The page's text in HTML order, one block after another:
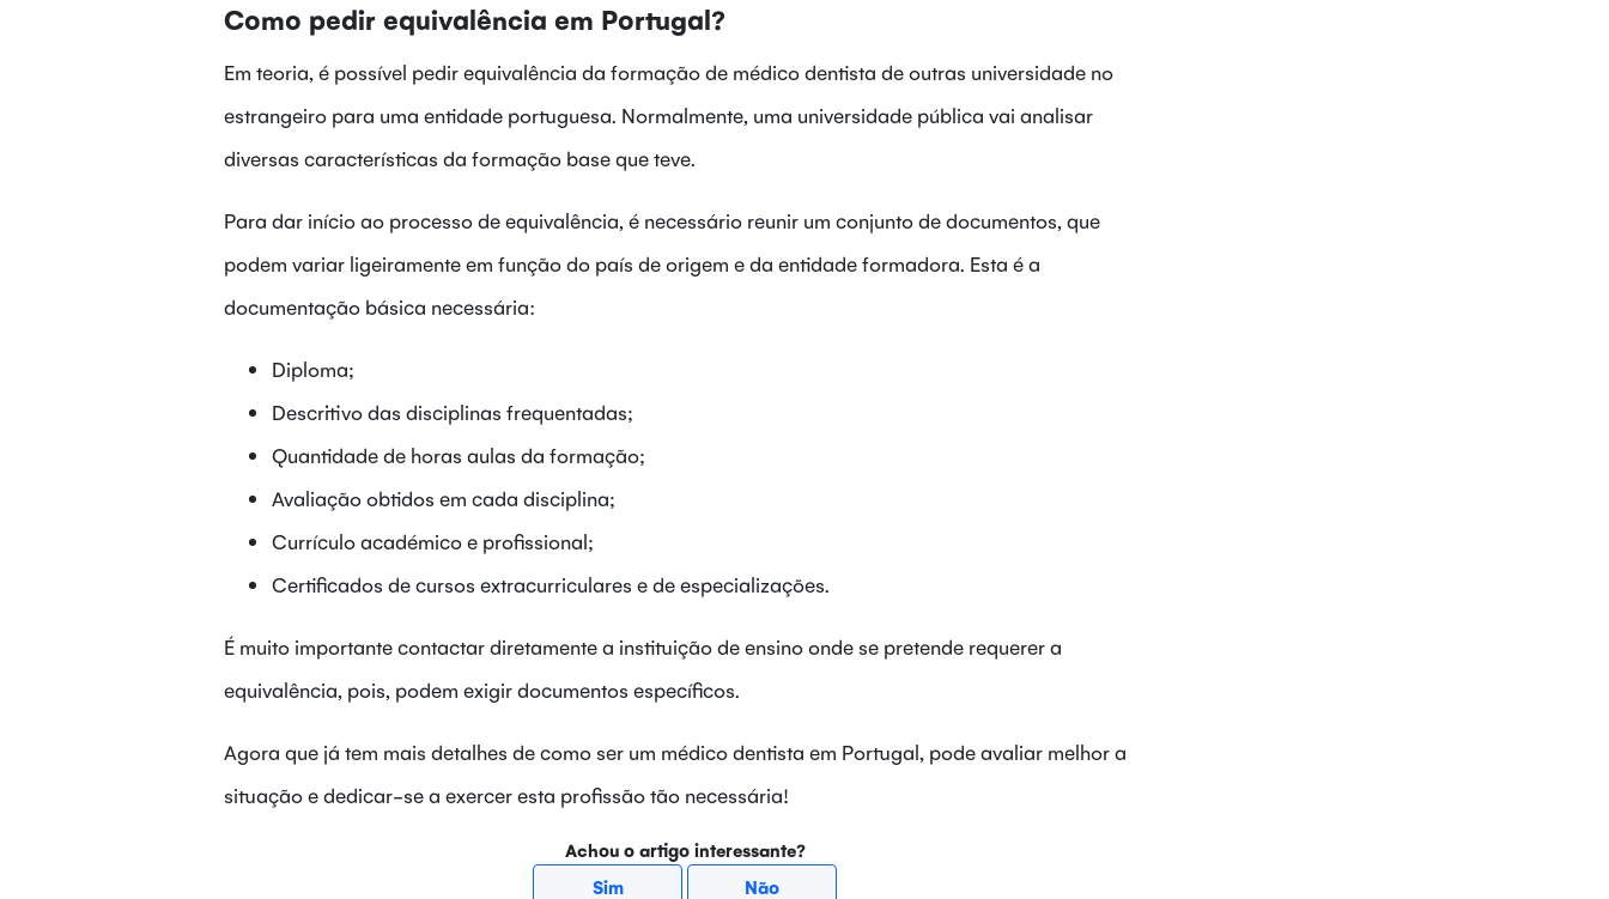
Como pedir equivalência em Portugal?
Em teoria, é possível pedir equivalência da formação de médico dentista de outras universidade no
estrangeiro para uma entidade portuguesa. Normalmente, uma universidade pública vai analisar
diversas características da formação base que teve.
Para dar início ao processo de equivalência, é necessário reunir um conjunto de documentos, que
podem variar ligeiramente em função do país de origem e da entidade formadora. Esta é a
documentação básica necessária:
Diploma;
Descritivo das disciplinas frequentadas;
Quantidade de horas aulas da formação;
Avaliação obtidos em cada disciplina;
Currículo académico e profissional;
Certificados de cursos extracurriculares e de especializações.
É muito importante contactar diretamente a instituição de ensino onde se pretende requerer a
equivalência, pois, podem exigir documentos específicos.
Agora que já tem mais detalhes de como ser um médico dentista em Portugal, pode avaliar melhor a
situação e dedicar-se a exercer esta profissão tão necessária!
Achou o artigo interessante?
Sim
Não